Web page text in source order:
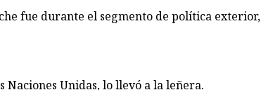
fue durante el segmento de política exterior,
Unidas, lo llevó a la leñera.